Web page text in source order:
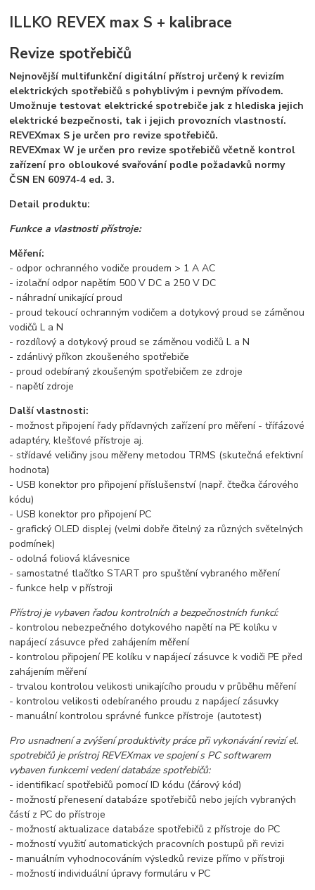
ILLKO REVEX max S + kalibrace
Revize spotřebičů
Nejnovější multifunkční digitální přístroj určený k revizím
elektrických spotřebičů s pohyblivým i pevným přívodem.
Umožnuje testovat elektrické spotrebiče jak z hlediska jejich
elektrické bezpečnosti, tak i jejich provozních vlastností.
REVEXmax S je určen pro revize spotřebičů.
REVEXmax W je určen pro revize spotřebičů včetně kontrol
zařízení pro obloukové svařování podle požadavků normy
ČSN EN 60974-4 ed. 3.
Detail produktu:
Funkce a vlastnosti přístroje:
Měření:
- odpor ochranného vodiče proudem > 1 A AC
- izolační odpor napětím 500 V DC a 250 V DC
- náhradní unikající proud
- proud tekoucí ochranným vodičem a dotykový proud se záměnou
vodičů L a N
- rozdílový a dotykový proud se záměnou vodičů L a N
- zdánlivý příkon zkoušeného spotřebiče
- proud odebíraný zkoušeným spotřebičem ze zdroje
- napětí zdroje
Další vlastnosti:
- možnost připojení řady přídavných zařízení pro měření - třífázové
adaptéry, klešťové přístroje aj.
- střídavé veličiny jsou měřeny metodou TRMS (skutečná efektivní
hodnota)
- USB konektor pro připojení příslušenství (např. čtečka čárového
kódu)
- USB konektor pro připojení PC
- grafický OLED displej (velmi dobře čitelný za různých světelných
podmínek)
- odolná foliová klávesnice
- samostatné tlačítko START pro spuštění vybraného měření
- funkce help v přístroji
Přístroj je vybaven řadou kontrolních a bezpečnostních funkcí:
- kontrolou nebezpečného dotykového napětí na PE kolíku v
napájecí zásuvce před zahájením měření
- kontrolou připojení PE kolíku v napájecí zásuvce k vodiči PE před
zahájením měření
- trvalou kontrolou velikosti unikajícího proudu v průběhu měření
- kontrolou velikosti odebíraného proudu z napájecí zásuvky
- manuální kontrolou správné funkce přístroje (autotest)
Pro usnadnení a zvýšení produktivity práce při vykonávání revizí el.
spotrebičů je prístroj REVEXmax ve spojení s PC softwarem
vybaven funkcemi vedení databáze spotřebičů:
- identifikací spotřebičů pomocí ID kódu (čárový kód)
- možností přenesení databáze spotřebičů nebo jejích vybraných
částí z PC do přístroje
- možností aktualizace databáze spotřebičů z přístroje do PC
- možností využití automatických pracovních postupů při revizi
- manuálním vyhodnocováním výsledků revize přímo v přístroji
- možností individuální úpravy formuláru v PC